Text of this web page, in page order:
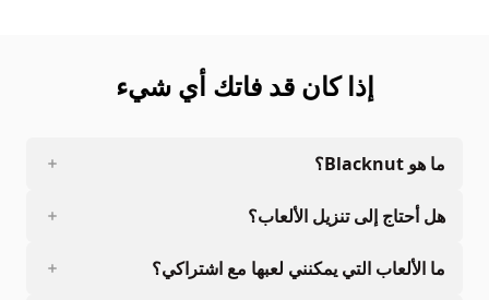
إذا كان قد فاتك أي شيء
ما هو Blacknut؟
هل أحتاج إلى تنزيل الألعاب؟
ما الألعاب التي يمكنني لعبها مع اشتراكي؟